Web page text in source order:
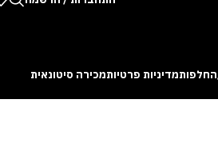
מדיניות פרטיותמכירה סיטונאית
before a rising multiplier disappears from
Some enthusiasts share tactics